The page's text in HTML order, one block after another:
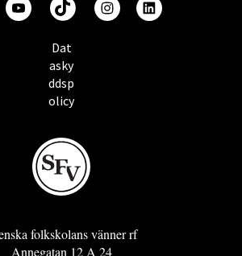
Dat
asky
ddsp
olicy
folkskolans vänner rf
Annegatan 12 A 24